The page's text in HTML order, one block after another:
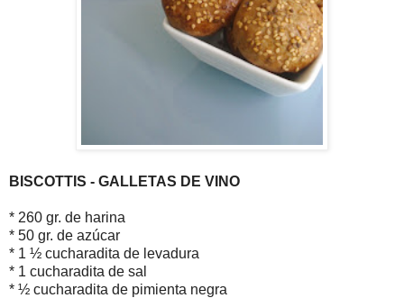
BISCOTTIS - GALLETAS DE VINO
* 260 gr. de harina
* 50 gr. de azúcar
* 1 ½ cucharadita de levadura
* 1 cucharadita de sal
* ½ cucharadita de pimienta negra